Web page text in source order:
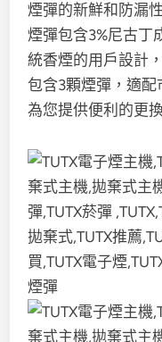
煙彈的新鮮和防漏
煙彈包含3%尼古丁
統香煙的用戶設計
包含3顆煙彈，適配
為您提供便利的更